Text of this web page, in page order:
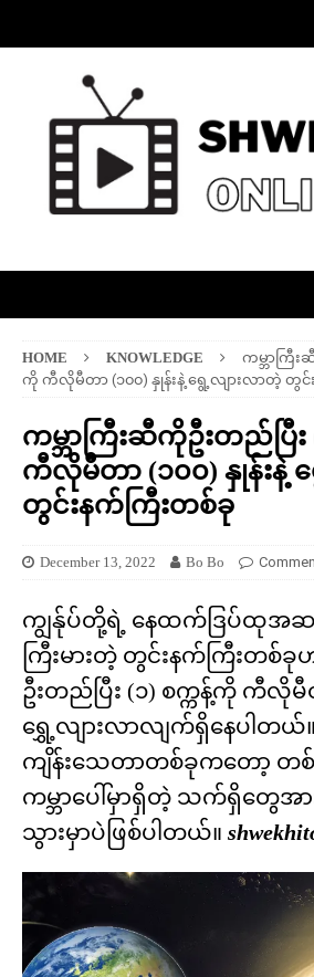
HOME KNOWLEDGE
ကမ္ဘာကြီး
ကို ကီလိုမီတာ (၁၀၀) နှုန်းနဲ့ ရွေ့လျားလာတဲ့ တွင်
ကမ္ဘာကြီးဆီကိုဦးတည်ပြီး
ကီလိုမီတာ (၁၀၀) နှုန်းနဲ့
တွင်းနက်ကြီးတစ်ခု
December 13, 2022 Bo Bo
ကျွန်ုပ်တို့ရဲ့ နေထက်ဒြပ်ထုအဆသ
ကြီးမားတဲ့ တွင်းနက်ကြီးတစ်ခု
ဦးတည်ပြီး (၁) စက္ကန့်ကို ကီလိုမီ
ရွှေ့လျားလာလျက်ရှိနေပါတယ်။
ကျိန်းသေတာတစ်ခုကတော့ တစ်
ကမ္ဘာပေါ်မှာရှိတဲ့ သက်ရှိတွေအ
သွားမှာပဲဖြစ်ပါတယ်။